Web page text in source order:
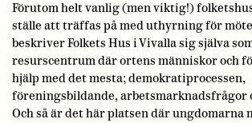
Förutom helt vanlig (men viktig!)
ställe att träffas på med uthyrning för
beskriver Folkets Hus i Vivalla sig själva
resurscentrum där ortens människor och
hjälp med det mesta; demokratiprocessen,
föreningsbildande, arbetsmarknadsfrågor
Och så är det här platsen där ungdomarna